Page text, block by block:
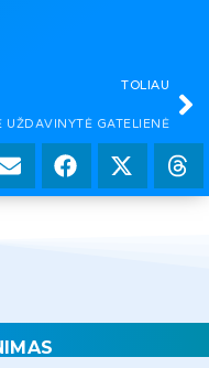
TOLIAU
UŽDAVINYTĖ GATELIENĖ